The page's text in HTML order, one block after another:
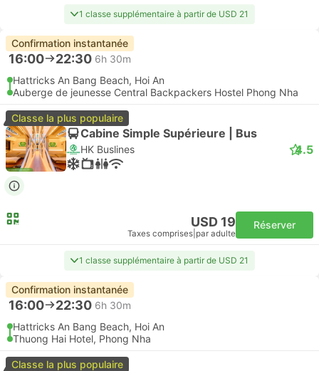
1 classe supplémentaire à partir de USD 21
Confirmation instantanée
16:00 22:30 6h 30m
Hattricks An Bang Beach, Hoi An
Auberge de jeunesse Central Backpackers Hostel Phong Nha
Classe la plus populaire
Cabine Simple Supérieure | Bus
HK Buslines 4.5
USD 19
Taxes comprises par adulte
Réserver
1 classe supplémentaire à partir de USD 21
Confirmation instantanée
16:00 22:30 6h 30m
Hattricks An Bang Beach, Hoi An
Thuong Hai Hotel, Phong Nha
Classe la plus populaire